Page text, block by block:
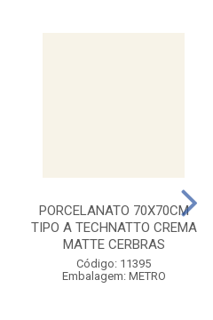
PORCELANATO 70X70CM
TIPO A TECHNATTO CREMA
MATTE CERBRAS
Código: 11395
Embalagem: METRO